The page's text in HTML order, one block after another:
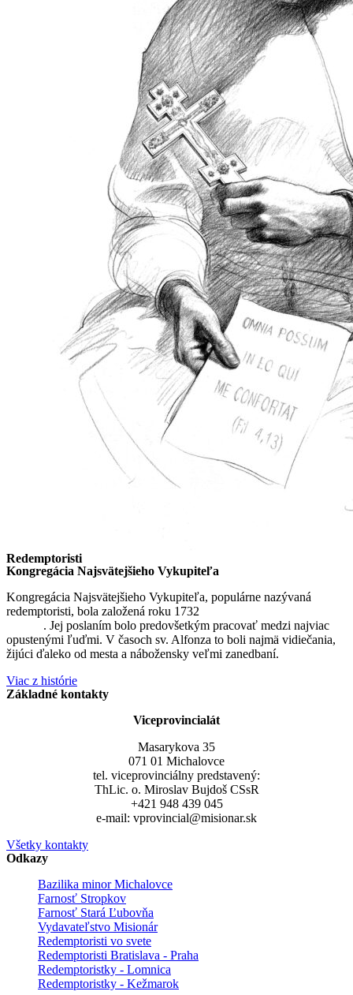
Redemptoristi
Kongregácia Najsvätejšieho Vykupiteľa
Kongregácia Najsvätejšieho Vykupiteľa, populárne nazývaná
redemptoristi, bola založená roku 1732
. Jej poslaním bolo predovšetkým pracovať medzi najviac
opustenými ľuďmi. V časoch sv. Alfonza to boli najmä vidiečania,
žijúci ďaleko od mesta a nábožensky veľmi zanedbaní.
Viac z histórie
Základné kontakty
Viceprovincialát
Masarykova 35
071 01 Michalovce
tel. viceprovinciálny predstavený:
ThLic. o. Miroslav Bujdoš CSsR
+421 948 439 045
e-mail: vprovincial@misionar.sk
Všetky kontakty
Odkazy
Bazilika minor Michalovce
Farnosť Stropkov
Farnosť Stará Ľubovňa
Vydavateľstvo Misionár
Redemptoristi vo svete
Redemptoristi Bratislava - Praha
Redemptoristky - Lomnica
Redemptoristky - Kežmarok